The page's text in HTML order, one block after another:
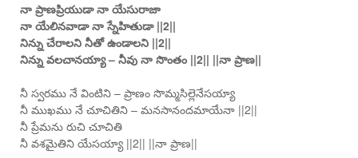
నా ప్రాణప్రియుడా నా యేసురాజా
నా యేలినవాడా నా స్నేహితుడా ||2||
నిన్ను చేరాలని నీతో ఉండాలని ||2||
నిన్ను వలచానయ్యా – నీవు నా సొంతం ||2|| ||నా ప్రాణ||
నీ స్వరము నే వింటిని – ప్రాణం సొమ్మసిల్లెనేసయ్యా
నీ ముఖము నే చూచితిని – మనసానందమాయేనా ||2||
నీ ప్రేమను రుచి చూచితి
నీ వశమైతిని యేసయ్యా ||2|| ||నా ప్రాణ||